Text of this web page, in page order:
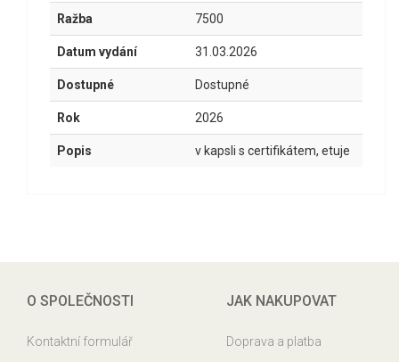
Ražba 7500
Datum vydání 31.03.2026
Dostupné Dostupné
Rok 2026
Popis v kapsli s certifikátem, etuje
O SPOLEČNOSTI
Kontaktní formulář
JAK NAKUPOVAT
Doprava a platba